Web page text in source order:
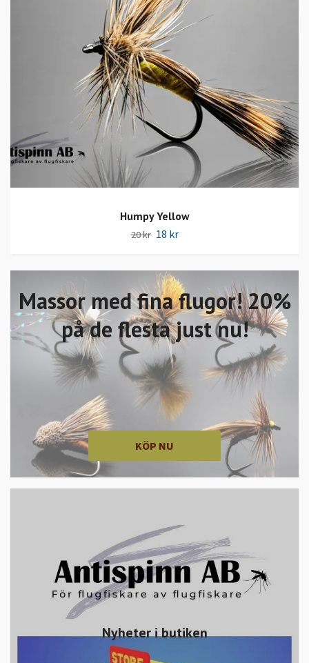
Massor med fina flugor! 20%
på de flesta just nu!
KÖP NU
Nyheter i butiken
Humpy Yellow
20 kr 18 kr